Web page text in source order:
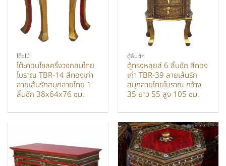
โต๊ะไม้
โต๊ะคอนโซลครึ่งวงกลมไทย
โบราณ TBR-14 สีทองเก่า
ลายเส้นรักสมุกลายไทย 1
ลิ้นชัก 38x64x76 ซม.
ตู้ลิ้นชัก
ตู้ทรงหลุยส์ 6 ลิ้นชัก สีทอง
เก่า TBR-39 ลายเส้นรัก
สมุกลายไทยโบราณ กว้าง
35 ยาว 55 สูง 105 ซม.